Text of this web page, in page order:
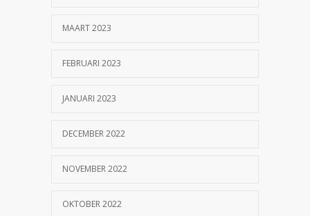
MAART 2023
FEBRUARI 2023
JANUARI 2023
DECEMBER 2022
NOVEMBER 2022
OKTOBER 2022